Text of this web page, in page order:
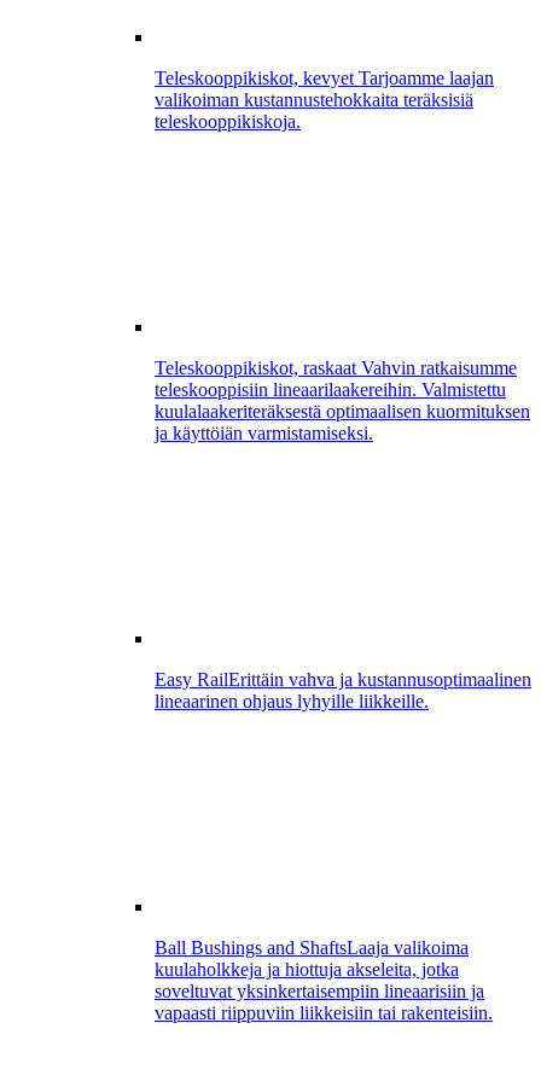
Teleskooppikiskot, kevyet Tarjoamme laajan
valikoiman kustannustehokkaita teräksisiä
teleskooppikiskoja.
Teleskooppikiskot, raskaat Vahvin ratkaisumme
teleskooppisiin lineaarilaakereihin. Valmistettu
kuulalaakeriteräksestä optimaalisen kuormituksen
ja käyttöiän varmistamiseksi.
Easy RailErittäin vahva ja kustannusoptimaalinen
lineaarinen ohjaus lyhyille liikkeille.
Ball Bushings and ShaftsLaaja valikoima
kuulaholkkeja ja hiottuja akseleita, jotka
soveltuvat yksinkertaisempiin lineaarisiin ja
vapaasti riippuviin liikkeisiin tai rakenteisiin.